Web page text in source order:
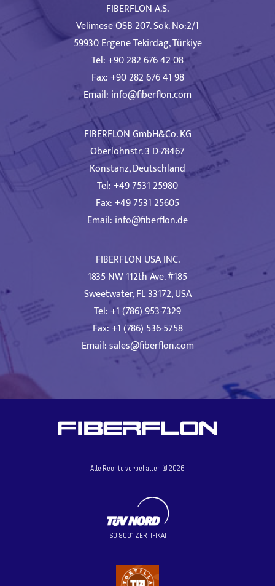
FIBERFLON A.S.
Velimese OSB 207. Sok. No:2/1
59930 Ergene Tekirdag, Türkiye
Tel: +90 282 676 42 08
Fax: +90 282 676 41 98
Email: info@fiberflon.com
FIBERFLON GmbH&Co. KG
Oberlohnstr. 3 D-78467
Konstanz, Deutschland
Tel: +49 7531 25980
Fax: +49 7531 25605
Email: info@fiberflon.de
FIBERFLON USA INC.
1835 NW 112th Ave. #185
Sweetwater, FL 33172, USA
Tel: +1 (786) 953-7329
Fax: +1 (786) 536-5758
Email:sales@fiberflon.com
Alle Rechte vorbehalten ©2026
ISO 9001 ZERTIFIKAT